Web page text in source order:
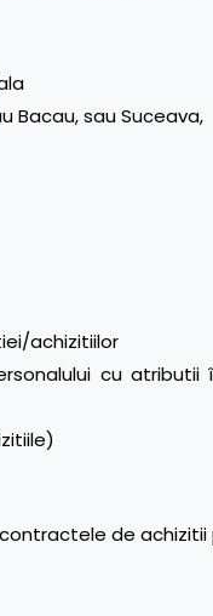
Bacau, sau Suceava,
achizitiilor
cu atributii
de achizitii